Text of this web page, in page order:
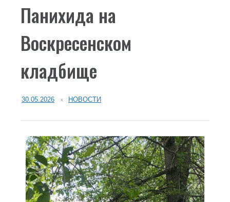
Панихида на
Воскресенском
кладбище
30.05.2026 НОВОСТИ